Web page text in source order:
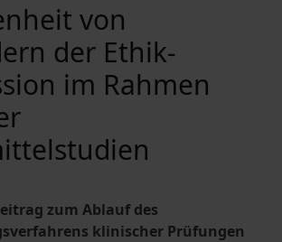
von
der Ethik-
im Rahmen
zum Ablauf des
klinischer Prüfungen